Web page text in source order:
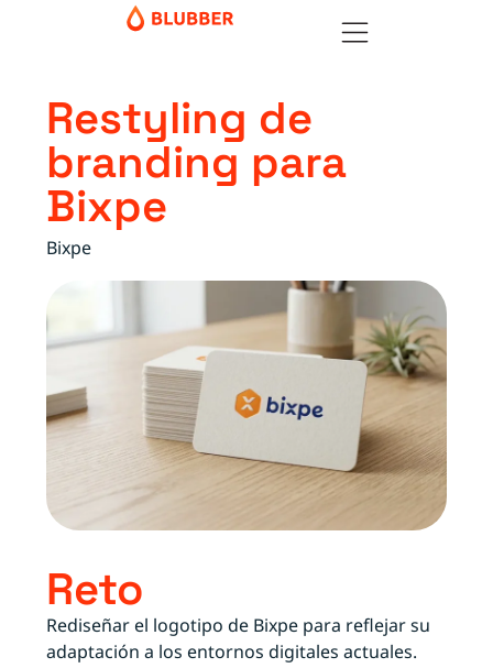
Restyling de
branding para
Bixpe
Bixpe
Reto
Rediseñar el logotipo de Bixpe para reflejar su
adaptación a los entornos digitales actuales.